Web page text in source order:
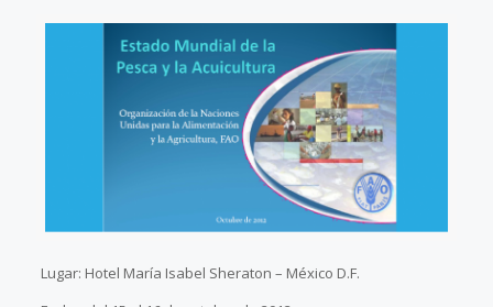
Lugar: Hotel María Isabel Sheraton – México D.F.